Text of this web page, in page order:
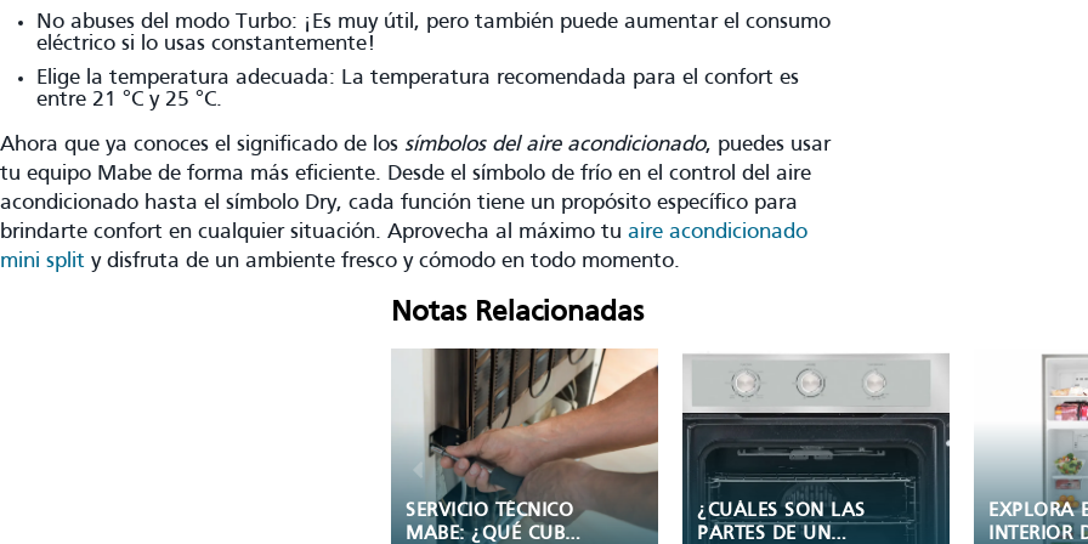
No abuses del modo Turbo: ¡Es muy útil, pero también puede aumentar el consumo
eléctrico si lo usas constantemente!
Elige la temperatura adecuada: La temperatura recomendada para el confort es
entre 21 °C y 25 °C.
Ahora que ya conoces el significado de los símbolos del aire acondicionado, puedes usar
tu equipo Mabe de forma más eficiente. Desde el símbolo de frío en el control del aire
acondicionado hasta el símbolo Dry, cada función tiene un propósito específico para
brindarte confort en cualquier situación. Aprovecha al máximo tu aire acondicionado
mini split y disfruta de un ambiente fresco y cómodo en todo momento.
Notas Relacionadas
¿CUÁLES SON LAS
PARTES DE UN
EXPLORA EL
INTERIOR DE TU
AJUSTAR